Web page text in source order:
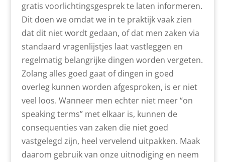
gratis voorlichtingsgesprek te laten informeren.
Dit doen we omdat we in te praktijk vaak zien
dat dit niet wordt gedaan, of dat men zaken via
standaard vragenlijstjes laat vastleggen en
regelmatig belangrijke dingen worden vergeten.
Zolang alles goed gaat of dingen in goed
overleg kunnen worden afgesproken, is er niet
veel loos. Wanneer men echter niet meer “on
speaking terms” met elkaar is, kunnen de
consequenties van zaken die niet goed
vastgelegd zijn, heel vervelend uitpakken. Maak
daarom gebruik van onze uitnodiging en neem